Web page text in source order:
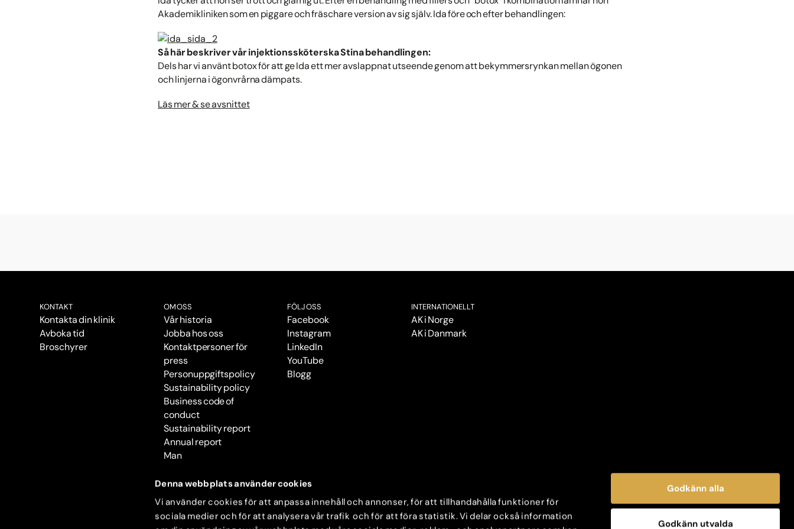
Denna webbplats använder cookies
Vi använder cookies för att anpassa innehåll och annonser, för att tillhandahålla funktioner för
sociala medier och för att analysera vår trafik och för att föra statistik. Vi delar också information
Godkänn alla
Godkänn utvalda
Akademikliniken som en piggare och fräschare version av sig själv. Ida före och efter behandlingen:
Så här beskriver vår injektionssköterska Stina behandlingen:
Dels har vi använt botox för att ge Ida ett mer avslappnat utseende genom att bekymmersrynkan mellan ögonen
och linjerna i ögonvrårna dämpats.
Läs mer & se avsnittet
KONTAKT
Kontakta din klinik
Avboka tid
Broschyrer
OM OSS
Vår historia
Jobba hos oss
Kontaktpersoner för
press
Personuppgiftspolicy
Sustainability policy
Business code of
conduct
Sustainability report
Annual report
Man
FÖLJ OSS
Facebook
Instagram
LinkedIn
YouTube
Blogg
INTERNATIONELLT
AK i Norge
AK i Danmark